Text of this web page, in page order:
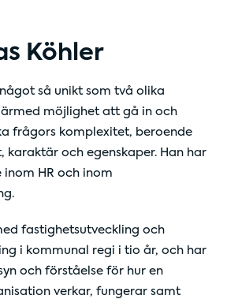
Köhler
så unikt som två olika
möjlighet att gå in och
frågors komplexitet, beroende
karaktär och egenskaper. Han har
HR och inom
fastighetsutveckling och
i kommunal regi i tio år, och har
och förståelse för hur en
verkar, fungerar samt